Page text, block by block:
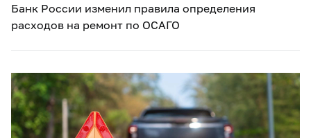
Банк России изменил правила определения
расходов на ремонт по ОСАГО